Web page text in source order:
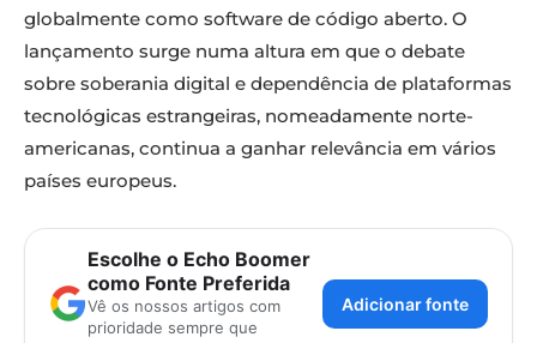
globalmente como software de código aberto. O
lançamento surge numa altura em que o debate
sobre soberania digital e dependência de plataformas
tecnológicas estrangeiras, nomeadamente norte-
americanas, continua a ganhar relevância em vários
países europeus.
Escolhe o Echo Boomer
como Fonte Preferida
Vê os nossos artigos com
prioridade sempre que
Adicionar fonte